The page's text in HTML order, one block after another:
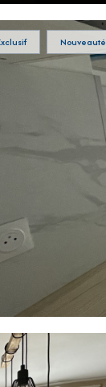
Nouveauté